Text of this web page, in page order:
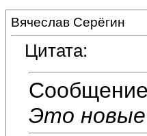
Вячеслав Серёгин
Цитата:
Это